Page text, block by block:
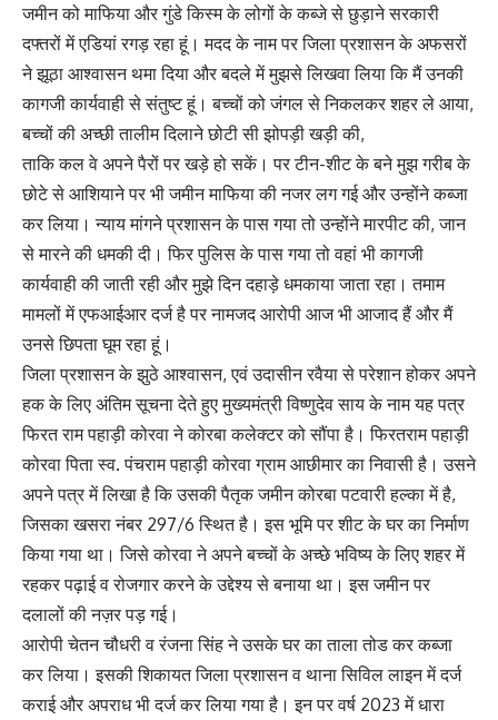
जमीन को माफिया और गुंडे किस्म के लोगों के कब्जे से छुड़ाने सरकारी
दफ्तरों में एडियां रगड़ रहा हूं। मदद के नाम पर जिला प्रशासन के अफसरों
ने झूठा आश्वासन थमा दिया और बदले में मुझसे लिखवा लिया कि मैं उनकी
कागजी कार्यवाही से संतुष्ट हूं। बच्चों को जंगल से निकलकर शहर ले आया,
बच्चों की अच्छी तालीम दिलाने छोटी सी झोपड़ी खड़ी की,
ताकि कल वे अपने पैरों पर खड़े हो सकें। पर टीन-शीट के बने मुझ गरीब के
छोटे से आशियाने पर भी जमीन माफिया की नजर लग गई और उन्होंने कब्जा
कर लिया। न्याय मांगने प्रशासन के पास गया तो उन्होंने मारपीट की, जान
से मारने की धमकी दी। फिर पुलिस के पास गया तो वहां भी कागजी
कार्यवाही की जाती रही और मुझे दिन दहाड़े धमकाया जाता रहा। तमाम
मामलों में एफआईआर दर्ज है पर नामजद आरोपी आज भी आजाद हैं और मैं
उनसे छिपता घूम रहा हूं।
जिला प्रशासन के झुठे आश्वासन, एवं उदासीन रवैया से परेशान होकर अपने
हक के लिए अंतिम सूचना देते हुए मुख्यमंत्री विष्णुदेव साय के नाम यह पत्र
फिरत राम पहाड़ी कोरवा ने कोरबा कलेक्टर को सौंपा है। फिरतराम पहाड़ी
कोरवा पिता स्व. पंचराम पहाड़ी कोरवा ग्राम आछीमार का निवासी है। उसने
अपने पत्र में लिखा है कि उसकी पैतृक जमीन कोरबा पटवारी हल्का में है,
जिसका खसरा नंबर 297/6 स्थित है। इस भूमि पर शीट के घर का निर्माण
किया गया था। जिसे कोरवा ने अपने बच्चों के अच्छे भविष्य के लिए शहर में
रहकर पढ़ाई व रोजगार करने के उद्देश्य से बनाया था। इस जमीन पर
दलालों की नज़र पड़ गई।
आरोपी चेतन चौधरी व रंजना सिंह ने उसके घर का ताला तोड कर कब्जा
कर लिया। इसकी शिकायत जिला प्रशासन व थाना सिविल लाइन में दर्ज
कराई और अपराध भी दर्ज कर लिया गया है। इन पर वर्ष 2023 में धारा